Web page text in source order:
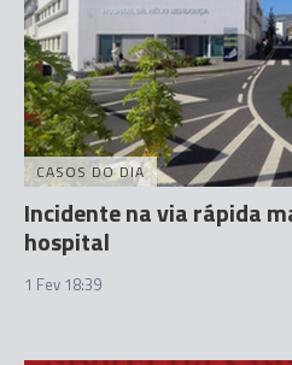
CASOS DO DIA
Incidente na via rápida
hospital
1 Fev 18:39